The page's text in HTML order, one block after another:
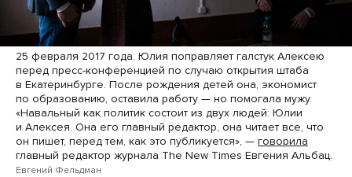
25 февраля 2017 года. Юлия поправляет галстук Алексею
перед пресс-конференцией по случаю открытия штаба
в Екатеринбурге. После рождения детей она, экономист
по образованию, оставила работу — но помогала мужу.
«Навальный как политик состоит из двух людей: Юлии
и Алексея. Она его главный редактор, она читает все, что
он пишет, перед тем, как это публикуется», — говорила
главный редактор журнала The New Times Евгения Альбац.
Евгений Фельдман